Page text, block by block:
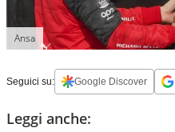
Ansa
Seguici su: Google Discover
Leggi anche: